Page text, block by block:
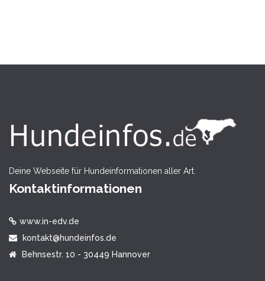
Deine Webseite für Hundeinformationen aller Art.
Kontaktinformationen
www.in-edv.de
kontakt@hundeinfos.de
Behnsestr. 10 - 30449 Hannover